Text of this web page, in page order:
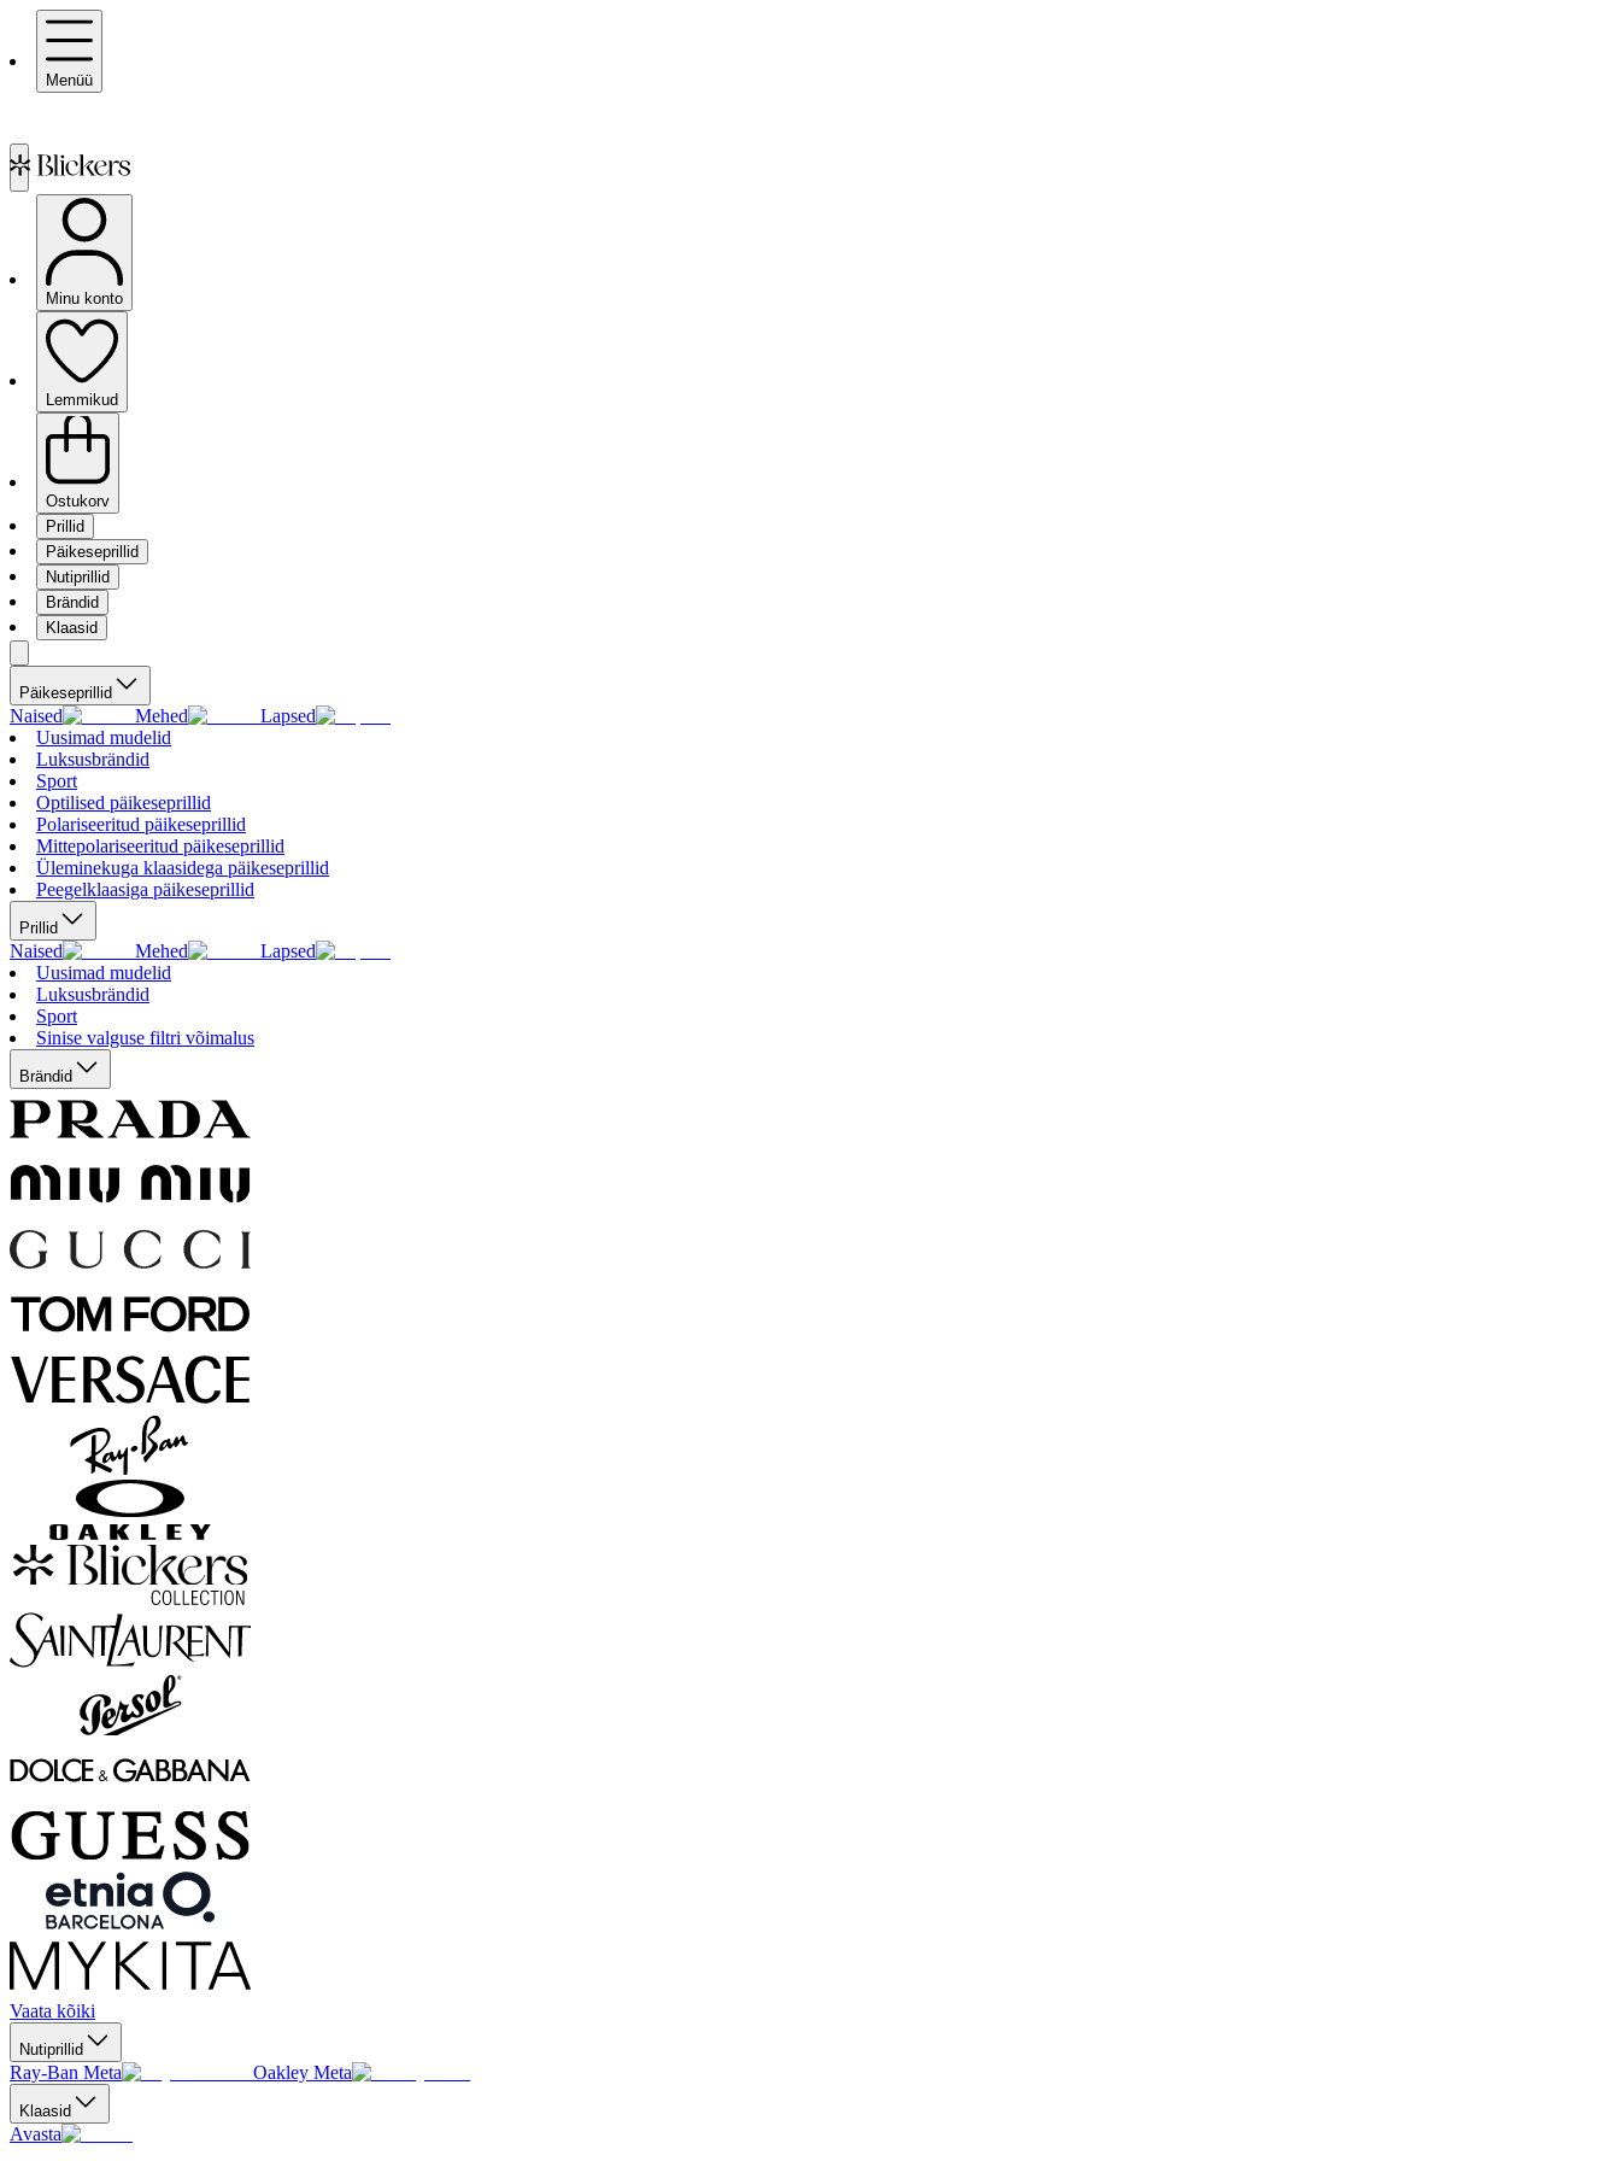
Menüü
Minu konto
Lemmikud
Ostukorv
Prillid
Päikeseprillid
Nutiprillid
Brändid
Klaasid
Päikeseprillid
Naised Mehed
Lapsed
Uusimad mudelid
Luksusbrändid
Sport
Optilised päikeseprillid
Polariseeritud päikeseprillid
Mittepolariseeritud päikeseprillid
Üleminekuga klaasidega päikeseprillid
Peegelklaasiga päikeseprillid
Prillid
Naised Mehed
Lapsed
Uusimad mudelid
Luksusbrändid
Sport
Sinise valguse filtri võimalus
Brändid
Vaata kõiki
Nutiprillid
Ray-Ban Meta Oakley Meta
Klaasid
Avasta